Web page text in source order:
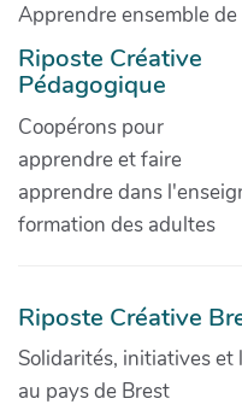
Apprendre ensemble de
Riposte Créative
Pédagogique
Coopérons pour
apprendre et faire
apprendre dans
formation des adultes
Riposte Créative
Solidarités, initiatives et
au pays de Brest